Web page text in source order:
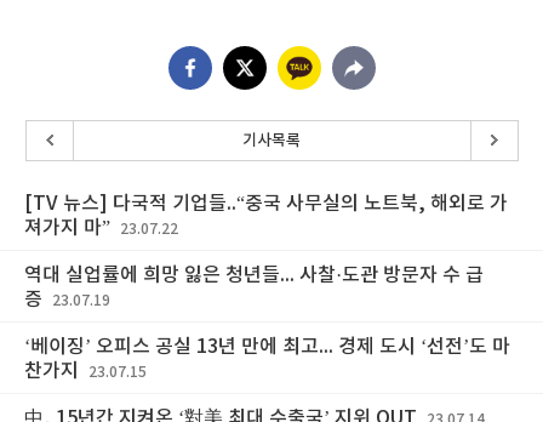
기사목록
[TV 뉴스] 다국적 기업들..“중국 사무실의 노트북, 해외로 가
져가지 마”
23.07.22
역대 실업률에 희망 잃은 청년들... 사찰·도관 방문자 수 급
증
23.07.19
‘베이징’ 오피스 공실 13년 만에 최고... 경제 도시 ‘선전’도 마
찬가지
23.07.15